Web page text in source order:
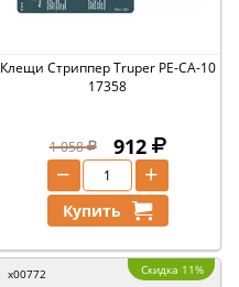
Клещи Стриппер Truper PE-CA-10
17358
1 058 912
+
−
Купить
x00772 Скидка 11%